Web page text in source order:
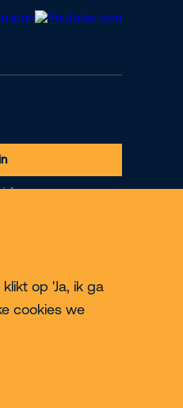
op 'Ja, ik ga
cookies we